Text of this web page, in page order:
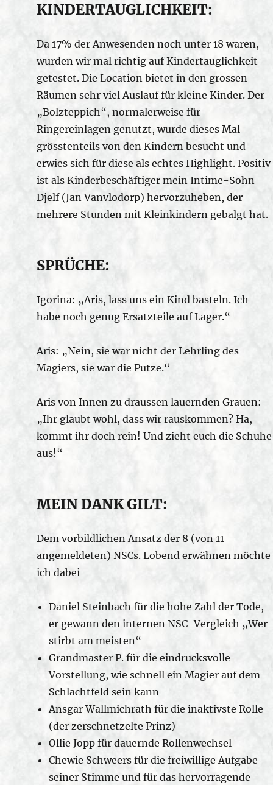
KINDERTAUGLICHKEIT:
Da 17% der Anwesenden noch unter 18 waren,
wurden wir mal richtig auf Kindertauglichkeit
getestet. Die Location bietet in den grossen
Räumen sehr viel Auslauf für kleine Kinder. Der
„Bolzteppich“, normalerweise für
Ringereinlagen genutzt, wurde dieses Mal
grösstenteils von den Kindern besucht und
erwies sich für diese als echtes Highlight. Positiv
ist als Kinderbeschäftiger mein Intime-Sohn
Djelf (Jan Vanvlodorp) hervorzuheben, der
mehrere Stunden mit Kleinkindern gebalgt hat.
SPRÜCHE:
Igorina: „Aris, lass uns ein Kind basteln. Ich
habe noch genug Ersatzteile auf Lager.“
Aris: „Nein, sie war nicht der Lehrling des
Magiers, sie war die Putze.“
Aris von Innen zu draussen lauernden Grauen:
„Ihr glaubt wohl, dass wir rauskommen? Ha,
kommt ihr doch rein! Und zieht euch die Schuhe
aus!“
MEIN DANK GILT:
Dem vorbildlichen Ansatz der 8 (von 11
angemeldeten) NSCs. Lobend erwähnen möchte
ich dabei
Daniel Steinbach für die hohe Zahl der Tode,
er gewann den internen NSC-Vergleich „Wer
stirbt am meisten“
Grandmaster P. für die eindrucksvolle
Vorstellung, wie schnell ein Magier auf dem
Schlachtfeld sein kann
Ansgar Wallmichrath für die inaktivste Rolle
(der zerschnetzelte Prinz)
Ollie Jopp für dauernde Rollenwechsel
Chewie Schweers für die freiwillige Aufgabe
seiner Stimme und für das hervorragende